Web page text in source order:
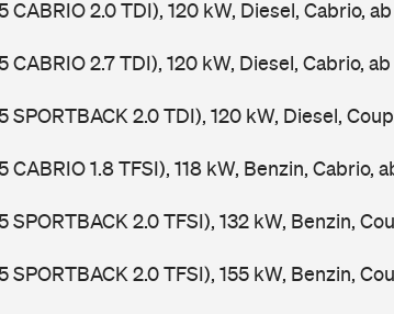
CABRIO 2.0 TDI), 120 kW, Diesel, Cabrio,
CABRIO 2.7 TDI), 120 kW, Diesel, Cabrio,
SPORTBACK 2.0 TDI), 120 kW, Diesel,
CABRIO 1.8 TFSI), 118 kW, Benzin, Cabrio,
SPORTBACK 2.0 TFSI), 132 kW, Benzin,
SPORTBACK 2.0 TFSI), 155 kW, Benzin,